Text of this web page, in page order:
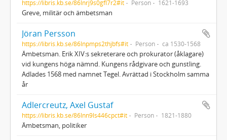
https://libris.kb.se/86lnrj9s0gfl7r2#it Person 1621-1693
Greve, militär och ämbetsman
Jöran Persson
https://libris.kb.se/86lnpmps2thjbfs#it Person ca 1530-1568
Ämbetsman. Erik XIV:s sekreterare och prokurator (åklagare)
vid kungens höga nämnd. Kungens rådgivare och gunstling.
Adlades 1568 med namnet Tegel. Avrättad i Stockholm samma
år
Adlercreutz, Axel Gustaf
https://libris.kb.se/86lnn9ls446cpct#it Person 1821-1880
Ämbetsman, politiker